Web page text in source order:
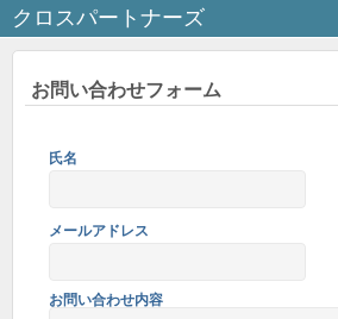
クロスパートナーズ
お問い合わせフォーム
氏名
メールアドレス
お問い合わせ内容